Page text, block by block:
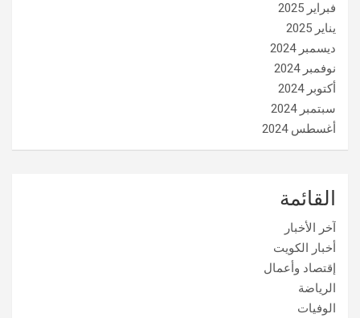
فبراير 2025
يناير 2025
ديسمبر 2024
نوفمبر 2024
أكتوبر 2024
سبتمبر 2024
أغسطس 2024
القائمة
آخر الأخبار
أخبار الكويت
إقتصاد وأعمال
الرياضة
الوفيات